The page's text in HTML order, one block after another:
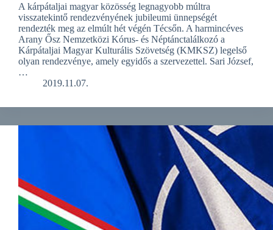
A kárpátaljai magyar közösség legnagyobb múltra
visszatekintő rendezvényének jubileumi ünnepségét
rendezték meg az elmúlt hét végén Técsőn. A harmincéves
Arany Ősz Nemzetközi Kórus- és Néptánctalálkozó a
Kárpátaljai Magyar Kulturális Szövetség (KMKSZ) legelső
olyan rendezvénye, amely egyidős a szervezettel. Sari József,
…
2019.11.07.